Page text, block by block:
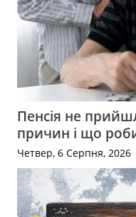
Пенсія не
причин і що
Четвер, 6 Серпня, 2026